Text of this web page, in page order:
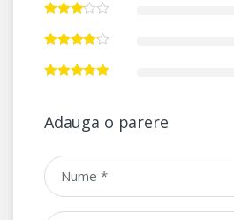
Adauga o parere